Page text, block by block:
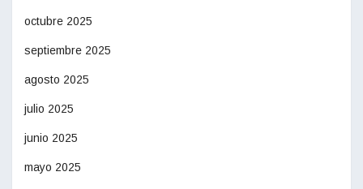
octubre 2025
septiembre 2025
agosto 2025
julio 2025
junio 2025
mayo 2025